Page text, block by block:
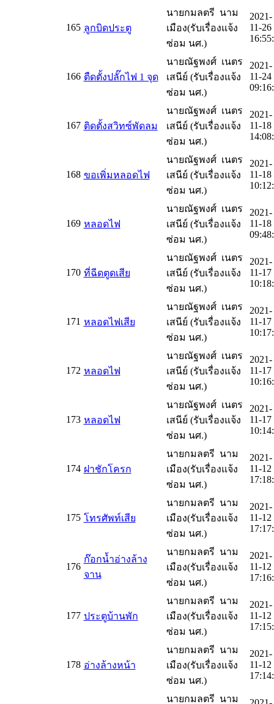
165 ลูกบิดประตู
นายกมลตรี นาม
เมือง(รับเรื่องแจ้ง
ซ่อม นศ.)
2021-
11-26
166 ตืดตั้งปลั๊กไฟ 1 จุด
นายณัฐพงศ์ เนตร
เสนีย์ (รับเรื่องแจ้ง
ซ่อม นศ.)
2021-
11-24
167 ติดตั้งสวิทซ์พัดลม
นายณัฐพงศ์ เนตร
เสนีย์ (รับเรื่องแจ้ง
ซ่อม นศ.)
2021-
11-18
168 ขอเพิ่มหลอดไฟ
นายณัฐพงศ์ เนตร
เสนีย์ (รับเรื่องแจ้ง
ซ่อม นศ.)
2021-
11-18
169 หลอดไฟ
นายณัฐพงศ์ เนตร
เสนีย์ (รับเรื่องแจ้ง
ซ่อม นศ.)
2021-
11-18
170 ที่ฉีดตูดเสีย
นายณัฐพงศ์ เนตร
เสนีย์ (รับเรื่องแจ้ง
ซ่อม นศ.)
2021-
11-17
171 หลอดไฟเสีย
นายณัฐพงศ์ เนตร
เสนีย์ (รับเรื่องแจ้ง
ซ่อม นศ.)
2021-
11-17
172 หลอดไฟ
นายณัฐพงศ์ เนตร
เสนีย์ (รับเรื่องแจ้ง
ซ่อม นศ.)
2021-
11-17
173 หลอดไฟ
นายณัฐพงศ์ เนตร
เสนีย์ (รับเรื่องแจ้ง
ซ่อม นศ.)
2021-
11-17
174 ฝาชักโครก
นายกมลตรี นาม
เมือง(รับเรื่องแจ้ง
ซ่อม นศ.)
2021-
11-12
175 โทรศัพท์เสีย
นายกมลตรี นาม
เมือง(รับเรื่องแจ้ง
ซ่อม นศ.)
2021-
11-12
176
ก๊อกน้ำอ่างล้าง
จาน
นายกมลตรี นาม
เมือง(รับเรื่องแจ้ง
ซ่อม นศ.)
2021-
11-12
177 ประตูบ้านพัก
นายกมลตรี นาม
เมือง(รับเรื่องแจ้ง
ซ่อม นศ.)
2021-
11-12
178 อ่างล้างหน้า
นายกมลตรี นาม
เมือง(รับเรื่องแจ้ง
ซ่อม นศ.)
2021-
11-12
นายกมลตรี นาม